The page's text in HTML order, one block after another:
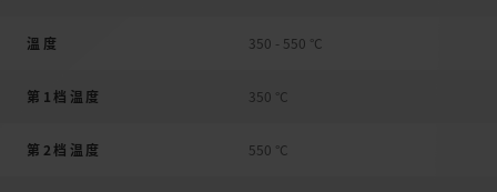
溫度 350 - 550 °C
第1档温度 350 °C
第2档温度 550 °C